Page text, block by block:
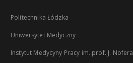
Politechnika Łódzka
Uniwersytet Medyczny
Instytut Medycyny Pracy im. prof. J. Nofera